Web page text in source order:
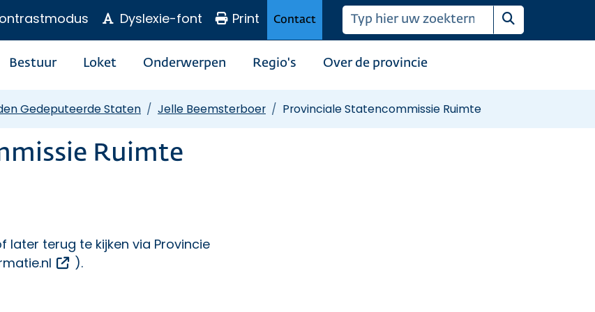
Dyslexie-font Print Contact
Zoeken
Bestuur Loket Onderwerpen Regio's Over de provincie
Gedeputeerde Staten Jelle Beemsterboer Provinciale Statencommissie Ruimte
Ruimte
een externe link
later terug te kijken via Provincie
Opent een externe link
).